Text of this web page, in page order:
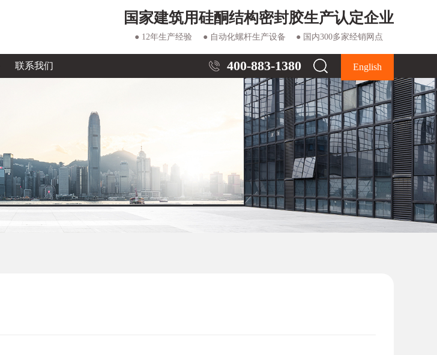
国家建筑用硅酮结构密封胶生产认定企业
● 12年生产经验 ● 自动化螺杆生产设备 ● 国内300多家经销网点
联系我们 400-883-1380 English